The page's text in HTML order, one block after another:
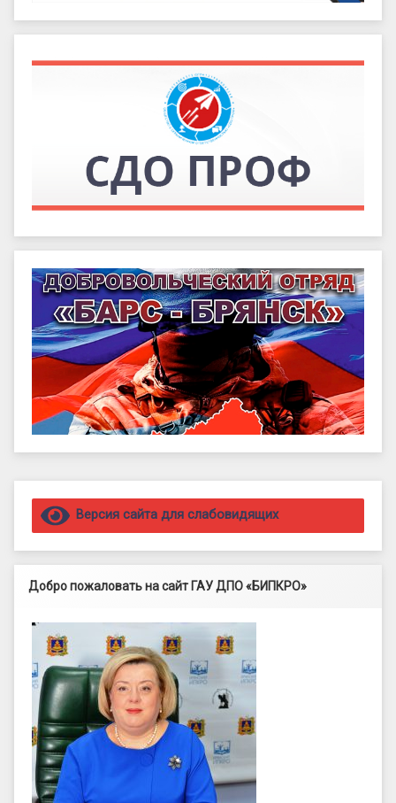
Правый сайдбар
Версия сайта для слабовидящих
Добро пожаловать на сайт ГАУ ДПО «БИПКРО»